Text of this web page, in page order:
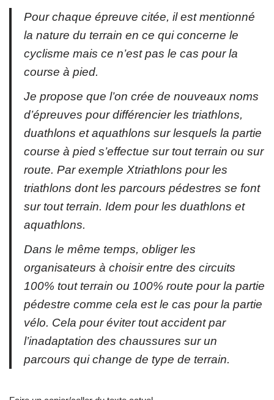
Pour chaque épreuve citée, il est mentionné
la nature du terrain en ce qui concerne le
cyclisme mais ce n’est pas le cas pour la
course à pied.
Je propose que l’on crée de nouveaux noms
d’épreuves pour différencier les triathlons,
duathlons et aquathlons sur lesquels la partie
course à pied s’effectue sur tout terrain ou sur
route. Par exemple Xtriathlons pour les
triathlons dont les parcours pédestres se font
sur tout terrain. Idem pour les duathlons et
aquathlons.
Dans le même temps, obliger les
organisateurs à choisir entre des circuits
100% tout terrain ou 100% route pour la partie
pédestre comme cela est le cas pour la partie
vélo. Cela pour éviter tout accident par
l’inadaptation des chaussures sur un
parcours qui change de type de terrain.